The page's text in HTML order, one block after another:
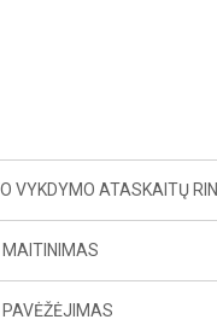
VYKDYMO ATASKAITŲ
MAITINIMAS
PAVĖŽĖJIMAS